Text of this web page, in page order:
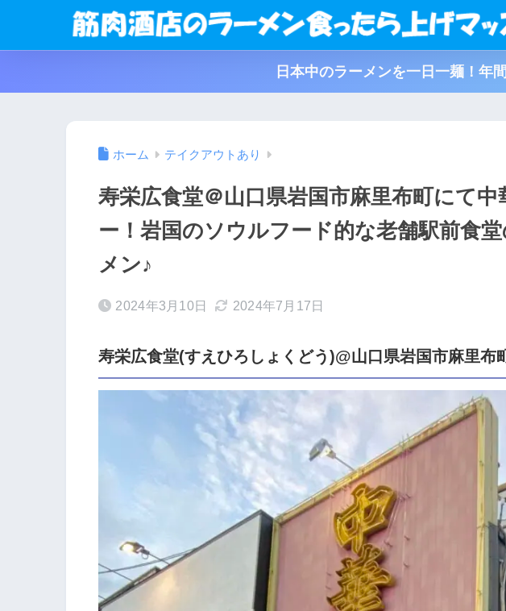
日本中のラーメンを一日一麺！年
ホーム テイクアウトあり
寿栄広食堂＠山口県岩国市麻里布町にて
ー！岩国のソウルフード的な老舗駅前食
メン♪
2024年3月10日 2024年7月17日
寿栄広食堂(すえひろしょくどう)@山口県岩国市麻里布